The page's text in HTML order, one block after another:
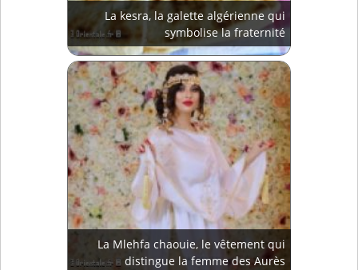
La kesra, la galette algérienne qui
symbolise la fraternité
La Mlehfa chaouie, le vêtement qui
distingue la femme des Aurès